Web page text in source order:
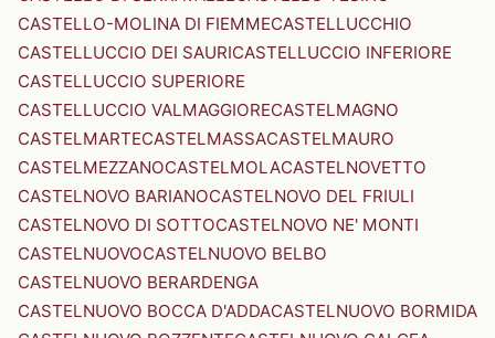
CASTELLO-MOLINA DI FIEMMECASTELLUCCHIO
CASTELLUCCIO DEI SAURICASTELLUCCIO INFERIORE
CASTELLUCCIO SUPERIORE
CASTELLUCCIO VALMAGGIORECASTELMAGNO
CASTELMARTECASTELMASSACASTELMAURO
CASTELMEZZANOCASTELMOLACASTELNOVETTO
CASTELNOVO BARIANOCASTELNOVO DEL FRIULI
CASTELNOVO DI SOTTOCASTELNOVO NE' MONTI
CASTELNUOVOCASTELNUOVO BELBO
CASTELNUOVO BERARDENGA
CASTELNUOVO BOCCA D'ADDACASTELNUOVO BORMIDA